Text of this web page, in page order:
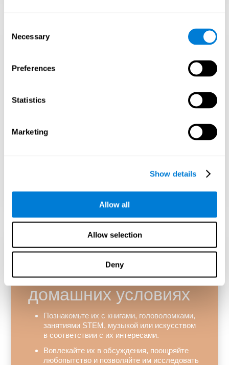
Selection
Necessary
Preferences
Statistics
Marketing
Show details
Allow all
Allow selection
Deny
социального и
эмоционального
Одарённые дети могут чувствовать себя
Помогите им развить эмоциональный
Обеспечьте
развитие в
домашних условиях
Познакомьте их с книгами, головоломками,
занятиями STEM, музыкой или искусством
в соответствии с их интересами.
Вовлекайте их в обсуждения, поощряйте
любопытство и позволяйте им исследовать